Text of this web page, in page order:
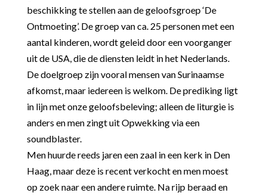
beschikking te stellen aan de geloofsgroep ‘De
Ontmoeting’. De groep van ca. 25 personen met een
aantal kinderen, wordt geleid door een voorganger
uit de USA, die de diensten leidt in het Nederlands.
De doelgroep zijn vooral mensen van Surinaamse
afkomst, maar iedereen is welkom. De prediking ligt
in lijn met onze geloofsbeleving; alleen de liturgie is
anders en men zingt uit Opwekking via een
soundblaster.
Men huurde reeds jaren een zaal in een kerk in Den
Haag, maar deze is recent verkocht en men moest
op zoek naar een andere ruimte. Na rijp beraad en